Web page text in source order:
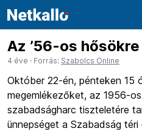
Az ’56-os
4 éve · Forrás: Szabolcs Online
Október 22-én, pénteken 15
megemlékezőket, az 1956-
szabadságharc tiszteletére
ünnepséget a Szabadság